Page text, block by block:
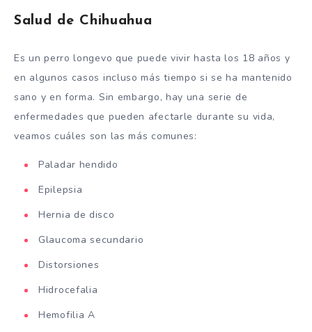
Salud de Chihuahua
Es un perro longevo que puede vivir hasta los 18 años y
en algunos casos incluso más tiempo si se ha mantenido
sano y en forma. Sin embargo, hay una serie de
enfermedades que pueden afectarle durante su vida,
veamos cuáles son las más comunes:
Paladar hendido
Epilepsia
Hernia de disco
Glaucoma secundario
Distorsiones
Hidrocefalia
Hemofilia A